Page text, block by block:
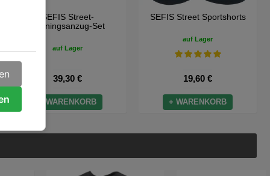
SEFIS Street-
Trainingsanzug-Set
auf Lager
39,30 €
+ WARENKORB
SEFIS Street Sportshorts
auf Lager
19,60 €
+ WARENKORB